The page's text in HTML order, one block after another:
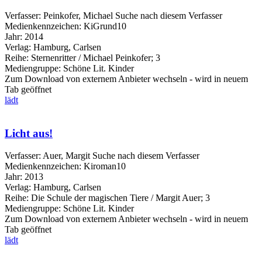
Verfasser: Peinkofer, Michael Suche nach diesem Verfasser
Medienkennzeichen: KiGrund10
Jahr: 2014
Verlag: Hamburg, Carlsen
Reihe: Sternenritter / Michael Peinkofer; 3
Mediengruppe: Schöne Lit. Kinder
Zum Download von externem Anbieter wechseln - wird in neuem
Tab geöffnet
lädt
Licht aus!
Verfasser: Auer, Margit Suche nach diesem Verfasser
Medienkennzeichen: Kiroman10
Jahr: 2013
Verlag: Hamburg, Carlsen
Reihe: Die Schule der magischen Tiere / Margit Auer; 3
Mediengruppe: Schöne Lit. Kinder
Zum Download von externem Anbieter wechseln - wird in neuem
Tab geöffnet
lädt